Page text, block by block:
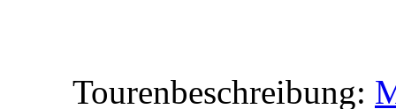
Tourenbeschreibung: